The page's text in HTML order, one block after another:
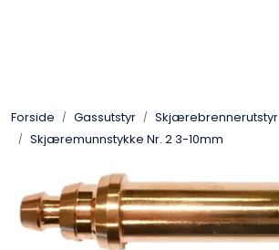
Forside Gassutstyr
Skjærebrennerutstyr
Skjæremunnstykke Nr. 2 3-10mm
Pakning
Automasjon